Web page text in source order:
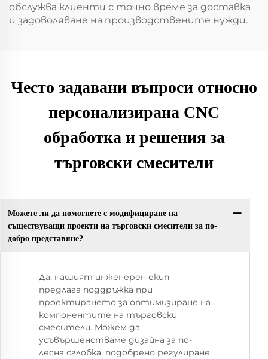
обслужва клиенти с точно време за доставка
и задоволяване на производствените нужди.
Често задавани въпроси относно
персонализирана CNC
обработка и решения за
търговски смесители
Можете ли да помогнете с модифициране на
съществуващи проекти на търговски смесители за по-
добро представяне?
Да, нашият инженерен екип
предлага поддръжка при
проектирането за оптимизиране на
компонентите на търговски
смесители. Можем да
усъвършенстваме дизайна за по-
лесна сглобка, подобрено регулиране